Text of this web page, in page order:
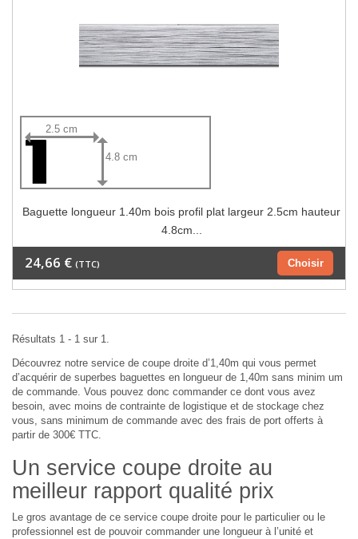
2.5 cm
4.8 cm
Baguette longueur 1.40m bois profil plat largeur 2.5cm hauteur
4.8cm...
Choisir
24,66 € (TTC)
Résultats 1 - 1 sur 1.
Découvrez notre service de coupe droite d’1,40m qui vous permet
d’acquérir de superbes baguettes en longueur de 1,40m sans minim um
de commande. Vous pouvez donc commander ce dont vous avez
besoin, avec moins de contrainte de logistique et de stockage chez
vous, sans minimum de commande avec des frais de port offerts à
partir de 300€ TTC.
Un service coupe droite au
meilleur rapport qualité prix
Le gros avantage de ce service coupe droite pour le particulier ou le
professionnel est de pouvoir commander une longueur à l’unité et